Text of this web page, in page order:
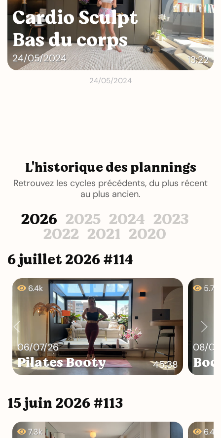
Cardio Sculpt
Bas du corps
24/05/2024 13:22
24/05/2024
L'historique des plannings
Retrouvez les cycles précédents, du plus récent
au plus ancien.
2026 2025 2024 2023
2022 2021 2020
6 juillet 2026 #114
06/07/26
Pilates Booty 45:38
6.4k
08/
5.7k
15 juin 2026 #113
7.3k 6.4k